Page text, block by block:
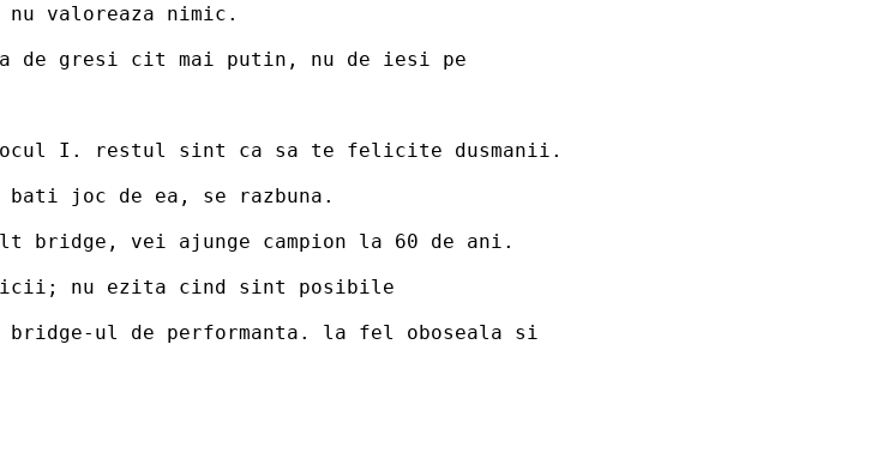
valoreaza nimic.
de gresi cit mai putin, nu de iesi pe
I. restul sint ca sa te felicite dusmanii.
joc de ea, se razbuna.
bridge, vei ajunge campion la 60 de ani.
nu ezita cind sint posibile
ul de performanta. la fel oboseala si